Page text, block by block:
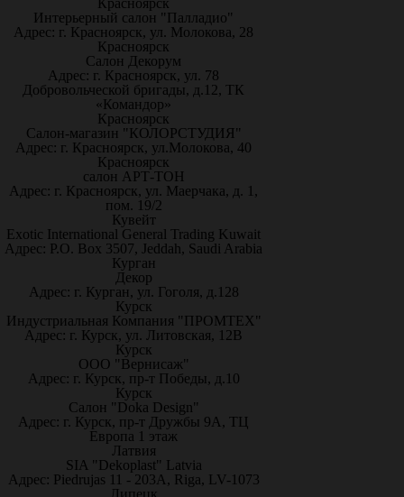
Красноярск
Интерьерный салон "Палладио"
Адрес: г. Красноярск, ул. Молокова, 28
Красноярск
Салон Декорум
Адрес: г. Красноярск, ул. 78
Добровольческой бригады, д.12, ТК
«Командор»
Красноярск
Салон-магазин "КОЛОРСТУДИЯ"
Адрес: г. Красноярск, ул.Молокова, 40
Красноярск
салон АРТ-ТОН
Адрес: г. Красноярск, ул. Маерчака, д. 1,
пом. 19/2
Кувейт
Exotic International General Trading Kuwait
Адрес: P.O. Box 3507, Jeddah, Saudi Arabia
Курган
Декор
Адрес: г. Курган, ул. Гоголя, д.128
Курск
Индустриальная Компания "ПРОМТЕХ"
Адрес: г. Курск, ул. Литовская, 12В
Курск
ООО "Вернисаж"
Адрес: г. Курск, пр-т Победы, д.10
Курск
Салон "Doka Design"
Адрес: г. Курск, пр-т Дружбы 9А, ТЦ
Европа 1 этаж
Латвия
SIA "Dekoplast" Latvia
Адрес: Piedrujas 11 - 203A, Riga, LV-1073
Липецк